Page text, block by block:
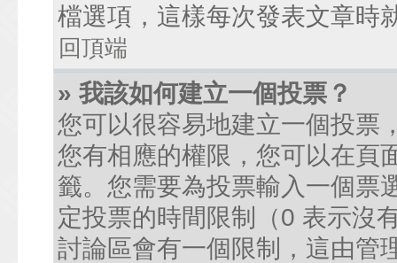
檔選項，這樣每次發表文章時
回頂端
» 我該如何建立一個投票？
您可以很容易地建立一個投票
您有相應的權限，您可以在頁
籤。您需要為投票輸入一個票
定投票的時間限制（0 表示沒
討論區會有一個限制，這由管